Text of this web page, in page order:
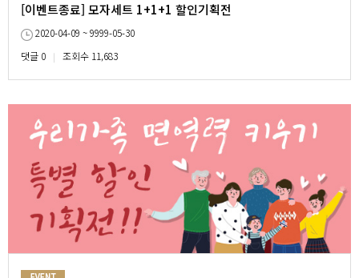
[이벤트종료] 모자세트 1+1+1 할인기획전
2020-04-09 ~ 9999-05-30
댓글 0
조회수 11,683